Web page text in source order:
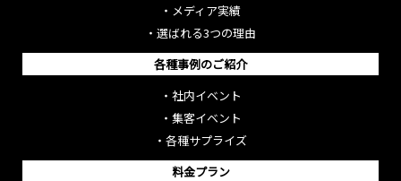
・ メディア実績
・ 選ばれる3つの理由
各種事例のご紹介
・ 社内イベント
・ 集客イベント
・ 各種サプライズ
料金プラン